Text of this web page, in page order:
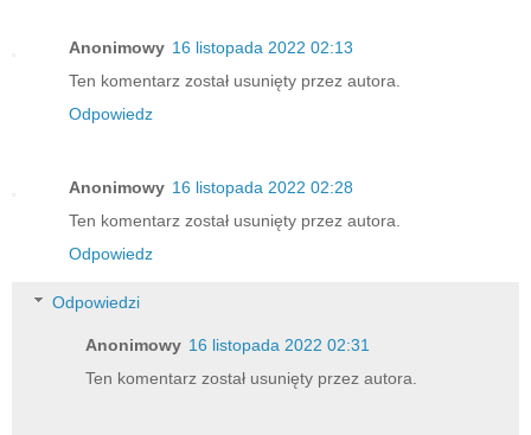
Anonimowy 16 listopada 2022 02:13
Ten komentarz został usunięty przez autora.
Odpowiedz
Anonimowy 16 listopada 2022 02:28
Ten komentarz został usunięty przez autora.
Odpowiedz
Odpowiedzi
Anonimowy 16 listopada 2022 02:31
Ten komentarz został usunięty przez autora.